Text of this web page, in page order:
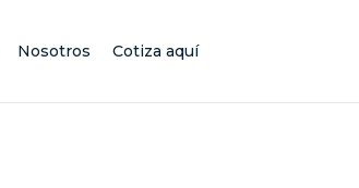
Nosotros Cotiza aquí